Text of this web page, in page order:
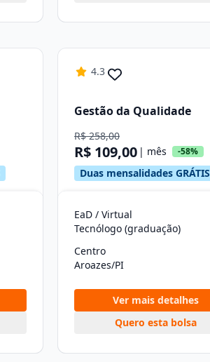
4.3
Gestão da Qualidade
R$ 258,00
R$ 109,00 | mês -58%
Duas mensalidades GRÁTIS
EaD / Virtual
Tecnólogo (graduação)
Centro
Aroazes/PI
Ver mais detalhes
Quero esta bolsa